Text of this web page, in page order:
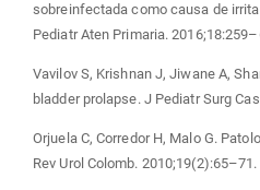
sobreinfectada como causa de
Pediatr Aten Primaria.
Vavilov S, Krishnan J, Jiwane A,
bladder prolapse. J Pediatr Surg
Orjuela C, Corredor H, Malo G.
Rev Urol Colomb. 2010;19(2):65–71.